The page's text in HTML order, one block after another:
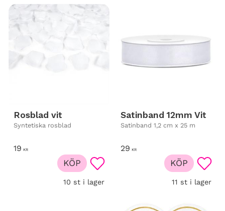
Rosblad vit
Syntetiska rosblad
19 KR
Lägg till i favoriter
10 st i lager
KÖP
Satinband 12mm Vit
Satinband 1,2 cm x 25 m
29 KR
11 st i lager
KÖP